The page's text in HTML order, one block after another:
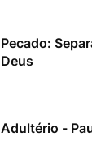
Pecado:
Deus
Adultério -